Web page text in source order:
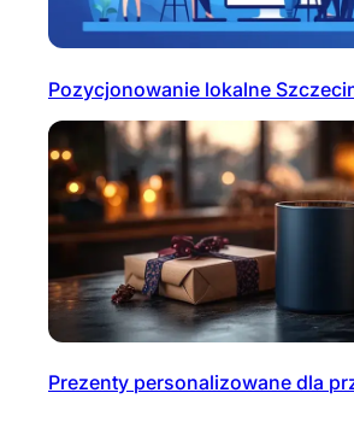
Pozycjonowanie lokalne
Prezenty personalizowane dla